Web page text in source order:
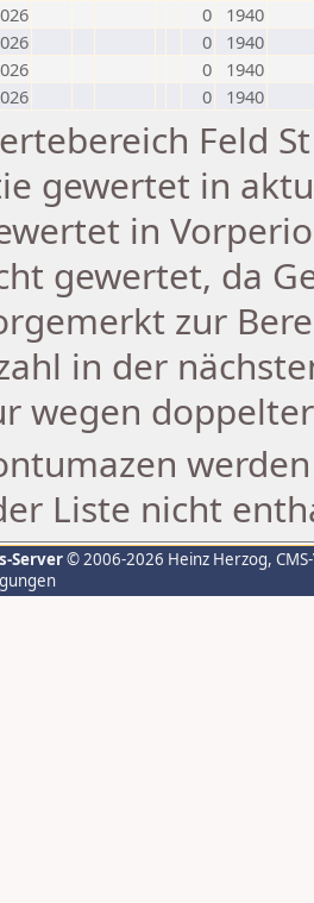
0
1940
0
1940
0
1940
0 1940
Feld
gewertet in
in
gewertet, da
zur
in der
wegen
Liste nicht
Server© 2006-2026 Heinz Herzog,